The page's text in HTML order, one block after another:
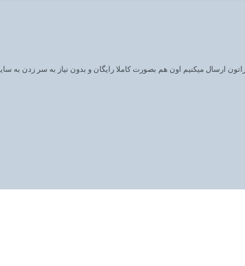
ارسال میکنیم اون هم بصورت کاملا رایگان و بدون نیاز به سر زدن به